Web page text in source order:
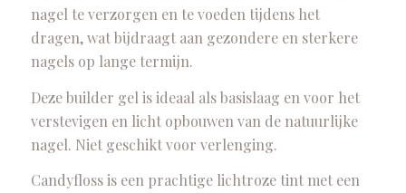
nagel te verzorgen en te voeden tijdens het
dragen, wat bijdraagt aan gezondere en sterkere
nagels op lange termijn.
Deze builder gel is ideaal als basislaag en voor het
verstevigen en licht opbouwen van de natuurlijke
nagel. Niet geschikt voor verlenging.
Candyfloss is een prachtige lichtroze tint met een